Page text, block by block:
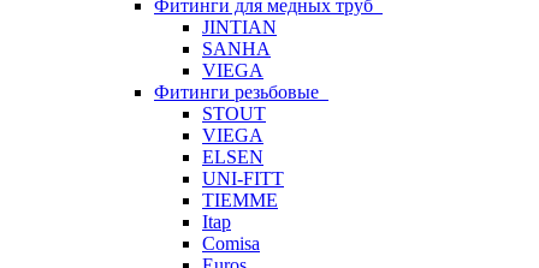
Фитинги для медных труб
JINTIAN
SANHA
VIEGA
Фитинги резьбовые
STOUT
VIEGA
ELSEN
UNI-FITT
TIEMME
Itap
Comisa